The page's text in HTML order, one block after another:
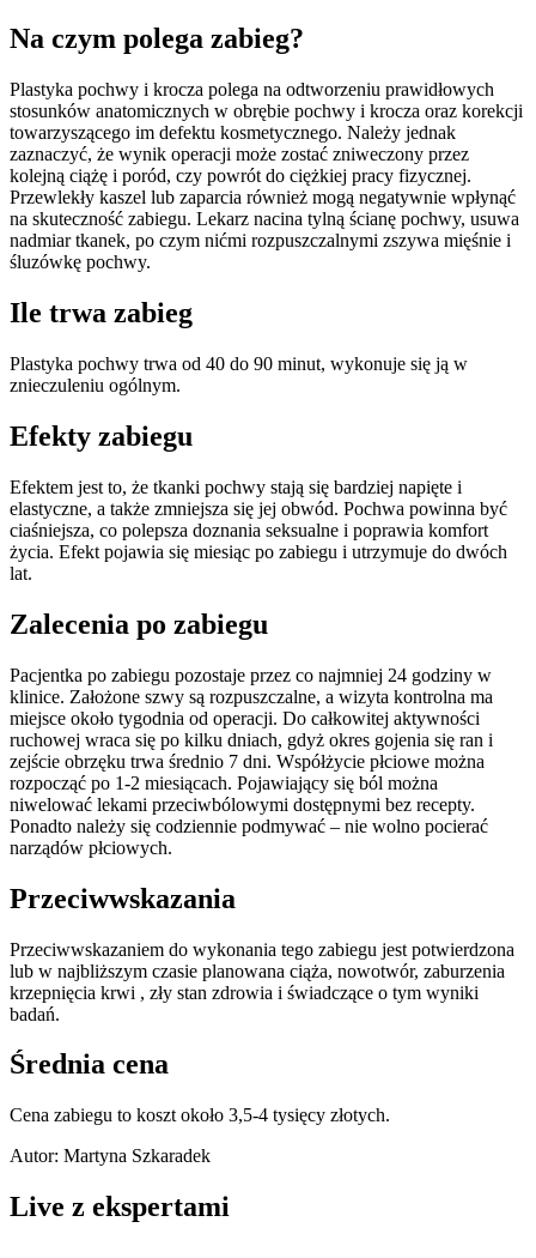
Na czym polega zabieg?
Plastyka pochwy i krocza polega na odtworzeniu prawidłowych
stosunków anatomicznych w obrębie pochwy i krocza oraz korekcji
towarzyszącego im defektu kosmetycznego. Należy jednak
zaznaczyć, że wynik operacji może zostać zniweczony przez
kolejną ciążę i poród, czy powrót do ciężkiej pracy fizycznej.
Przewlekły kaszel lub zaparcia również mogą negatywnie wpłynąć
na skuteczność zabiegu. Lekarz nacina tylną ścianę pochwy, usuwa
nadmiar tkanek, po czym nićmi rozpuszczalnymi zszywa mięśnie i
śluzówkę pochwy.
Ile trwa zabieg
Plastyka pochwy trwa od 40 do 90 minut, wykonuje się ją w
znieczuleniu ogólnym.
Efekty zabiegu
Efektem jest to, że tkanki pochwy stają się bardziej napięte i
elastyczne, a także zmniejsza się jej obwód. Pochwa powinna być
ciaśniejsza, co polepsza doznania seksualne i poprawia komfort
życia. Efekt pojawia się miesiąc po zabiegu i utrzymuje do dwóch
lat.
Zalecenia po zabiegu
Pacjentka po zabiegu pozostaje przez co najmniej 24 godziny w
klinice. Założone szwy są rozpuszczalne, a wizyta kontrolna ma
miejsce około tygodnia od operacji. Do całkowitej aktywności
ruchowej wraca się po kilku dniach, gdyż okres gojenia się ran i
zejście obrzęku trwa średnio 7 dni. Współżycie płciowe można
rozpocząć po 1-2 miesiącach. Pojawiający się ból można
niwelować lekami przeciwbólowymi dostępnymi bez recepty.
Ponadto należy się codziennie podmywać – nie wolno pocierać
narządów płciowych.
Przeciwwskazania
Przeciwwskazaniem do wykonania tego zabiegu jest potwierdzona
lub w najbliższym czasie planowana ciąża, nowotwór, zaburzenia
krzepnięcia krwi , zły stan zdrowia i świadczące o tym wyniki
badań.
Średnia cena
Cena zabiegu to koszt około 3,5-4 tysięcy złotych.
Autor: Martyna Szkaradek
Live z ekspertami